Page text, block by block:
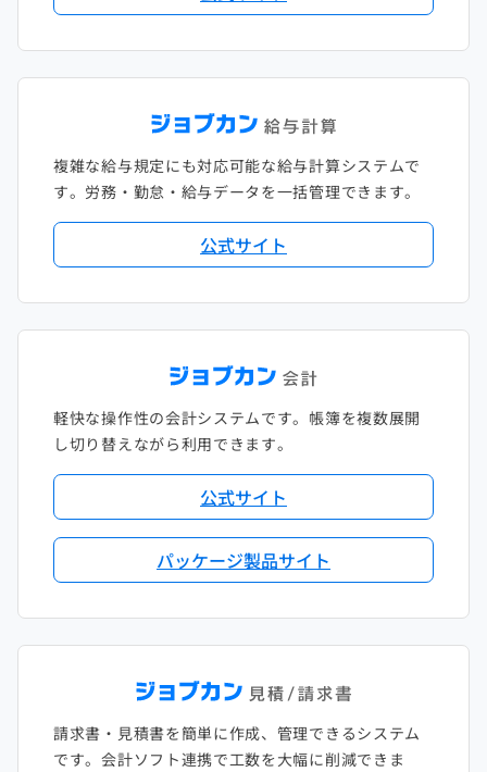
複雑な給与規定にも対応可能な給与計算システムで
す。労務・勤怠・給与データを一括管理できます。
公式サイト
軽快な操作性の会計システムです。帳簿を複数展開
し切り替えながら利用できます。
公式サイト
パッケージ製品サイト
請求書・見積書を簡単に作成、管理できるシステム
です。会計ソフト連携で工数を大幅に削減できま